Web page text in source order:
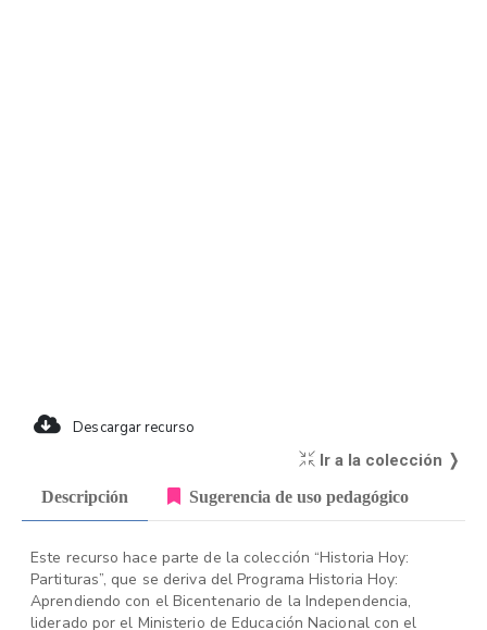
Descargar recurso
Ir a la colección ❭
Descripción Sugerencia de uso pedagógico
Este recurso hace parte de la colección “Historia Hoy:
Partituras”, que se deriva del Programa Historia Hoy:
Aprendiendo con el Bicentenario de la Independencia,
liderado por el Ministerio de Educación Nacional con el